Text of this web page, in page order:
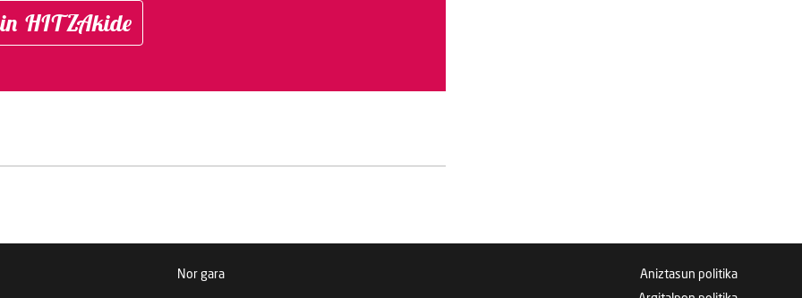
HITZAkide
Nor gara
Aniztasun politika